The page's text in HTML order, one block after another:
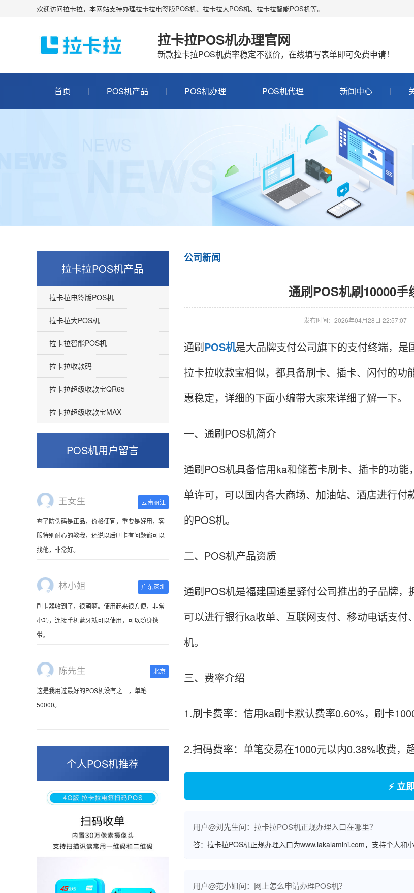
欢迎访问拉卡拉，本网站支持办理拉卡拉电签版POS机、拉卡拉大POS机、拉卡拉智能POS机等。
拉卡拉POS机办理官网
新款拉卡拉POS机费率稳定不涨价，在线填写表单即可免费申请！
首页 POS机产品 POS机办理 POS机代理 新闻中心
拉卡拉POS机产品
拉卡拉电签版POS机
拉卡拉大POS机
拉卡拉智能POS机
拉卡拉收款码
拉卡拉超级收款宝QR65
拉卡拉超级收款宝MAX
POS机用户留言
王女生 云南丽江
查了防伪码是正品，价格便宜，重要是好用，客
服特别耐心的教我，还说以后刷卡有问题都可以
找他，非常好。
林小姐 广东深圳
刷卡器收到了，很萌啊。使用起来很方便，非常
小巧，连接手机蓝牙就可以使用，可以随身携
带。
陈先生 北京
这是我用过最好的POS机没有之一，单笔
50000。
好，但是可以接受。售后服务好整体比较满意。
周先生
个人POS机推荐
公司新闻
通刷POS机刷10000
发布时间：2026年04月28日 22:57:07
通刷POS机是大品牌支付公司旗下的支付终端，
拉卡拉收款宝相似，都具备刷卡、插卡、闪付的
惠稳定，详细的下面小编带大家来详细了解一下。
一、通刷POS机简介
通刷POS机具备信用ka和储蓄卡刷卡、插卡的功
单许可，可以国内各大商场、加油站、酒店进行
的POS机。
二、POS机产品资质
通刷POS机是福建国通星驿付公司推出的子品牌，
可以进行银行ka收单、互联网支付、移动电话支
机。
三、费率介绍
1.刷卡费率：信用ka刷卡默认费率0.60%，刷卡
2.扫码费率：单笔交易在1000元以内0.38%收费，
⚡ 立
用户@刘先生问：拉卡拉POS机正规办理入口在哪里？
答：拉卡拉POS机正规办理入口为www.lakalamini.com，支持个人和
用户@范小姐问：网上怎么申请办理POS机？